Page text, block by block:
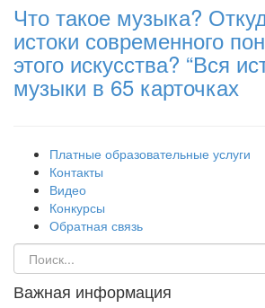
Что такое музыка?
истоки современного
этого искусства? “Вся
музыки в 65 карточках
Платные образовательные услуги
Контакты
Видео
Конкурсы
Обратная связь
Важная информация